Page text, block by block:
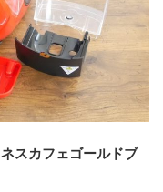
スカフェゴールドブ